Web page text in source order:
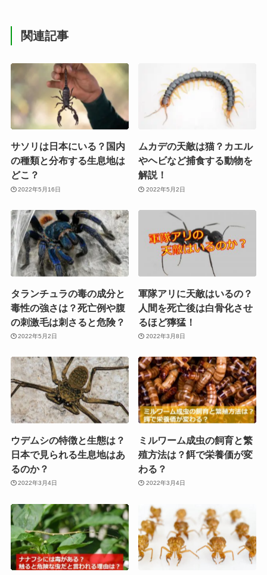
関連記事
サソリは日本にいる？国内
の種類と分布する生息地は
どこ？
2022年5月16日
ムカデの天敵は猫？カエル
やヘビなど捕食する動物を
解説！
2022年5月2日
タランチュラの毒の成分と
毒性の強さは？死亡例や腹
の刺激毛は刺さると危険？
2022年5月2日
軍隊アリに天敵はいるの？
人間を死亡後は白骨化させ
るほど獰猛！
2022年3月8日
ウデムシの特徴と生態は？
日本で見られる生息地はあ
るのか？
2022年3月4日
ミルワーム成虫の飼育と繁
殖方法は？餌で栄養価が変
わる？
2022年3月4日